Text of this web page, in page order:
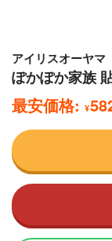
アイリスオーヤマ
ぽかぽか家族
最安価格: ¥